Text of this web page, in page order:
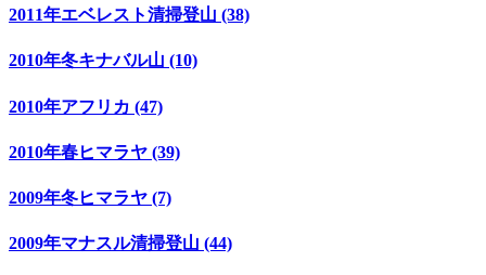
2011年エベレスト清掃登山 (38)
2010年冬キナバル山 (10)
2010年アフリカ (47)
2010年春ヒマラヤ (39)
2009年冬ヒマラヤ (7)
2009年マナスル清掃登山 (44)